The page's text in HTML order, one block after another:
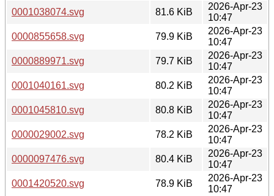
0001038074.svg
81.6 KiB
2026-Apr-23
10:47
0000855658.svg
79.9 KiB
2026-Apr-23
10:47
0000889971.svg
79.7 KiB
2026-Apr-23
10:47
0001040161.svg
80.2 KiB
2026-Apr-23
10:47
0001045810.svg
80.8 KiB
2026-Apr-23
10:47
0000029002.svg
78.2 KiB
2026-Apr-23
10:47
0000097476.svg
80.4 KiB
2026-Apr-23
10:47
0001420520.svg
78.9 KiB
2026-Apr-23
10:47